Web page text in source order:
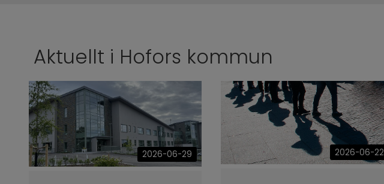
Aktuellt i Hofors kommun
2026-06-29 2026-06-22